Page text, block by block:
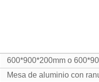
600*900*200mm o
Mesa de aluminio con